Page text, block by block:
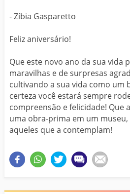
- Zíbia Gasparetto
Feliz aniversário!
Que este novo ano da sua vida
maravilhas e de surpresas
cultivando a sua vida como um
certeza você estará sempre
compreensão e felicidade! Que
uma obra-prima em um
aqueles que a contemplam!